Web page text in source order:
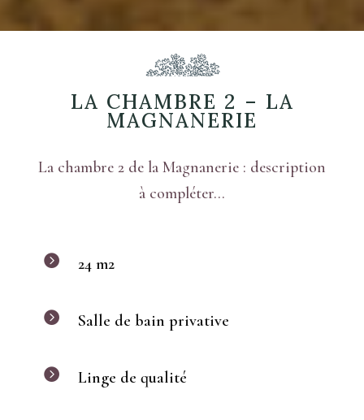
LA CHAMBRE 2 – LA
MAGNANERIE
La chambre 2 de la Magnanerie : description
à compléter…
 24 m2
 Salle de bain privative
 Linge de qualité